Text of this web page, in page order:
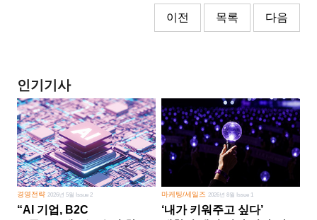
이전 목록 다음
인기기사
경영전략 2026년 5월 Issue 2
“AI 기업, B2C
마케팅/세일즈 2026년 8월 Issue 1
‘내가 키워주고 싶다’